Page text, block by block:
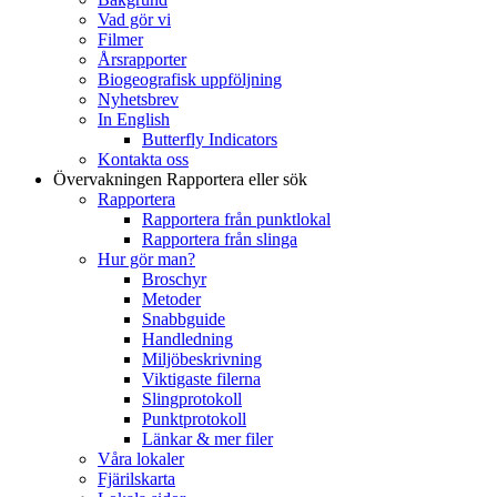
Vad gör vi
Filmer
Årsrapporter
Biogeografisk uppföljning
Nyhetsbrev
In English
Butterfly Indicators
Kontakta oss
Övervakningen Rapportera eller sök
Rapportera
Rapportera från punktlokal
Rapportera från slinga
Hur gör man?
Broschyr
Metoder
Snabbguide
Handledning
Miljöbeskrivning
Viktigaste filerna
Slingprotokoll
Punktprotokoll
Länkar & mer filer
Våra lokaler
Fjärilskarta